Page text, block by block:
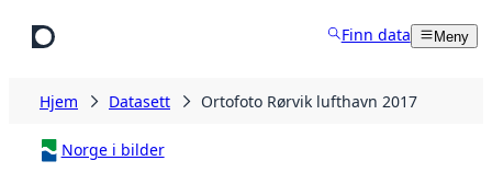
Finn data Meny
Hjem Datasett Ortofoto Rørvik lufthavn 2017
Norge i bilder